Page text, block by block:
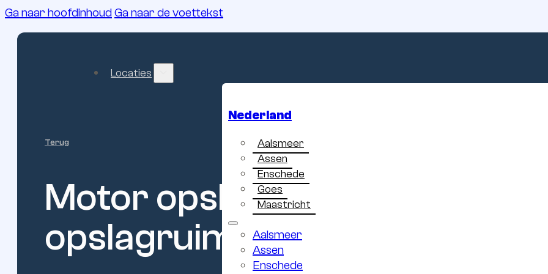
Ga naar hoofdinhoudGa naar de voettekst
Locaties
Nederland
Aalsmeer
Assen
Enschede
Goes
Maastricht
Aalsmeer
Assen
Enschede
Terug
Motor opslagin
opslagruimte,complete